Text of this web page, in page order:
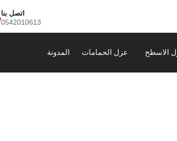
اتصل بنا
0542010613
الاسطح عزل الحمامات المدونة